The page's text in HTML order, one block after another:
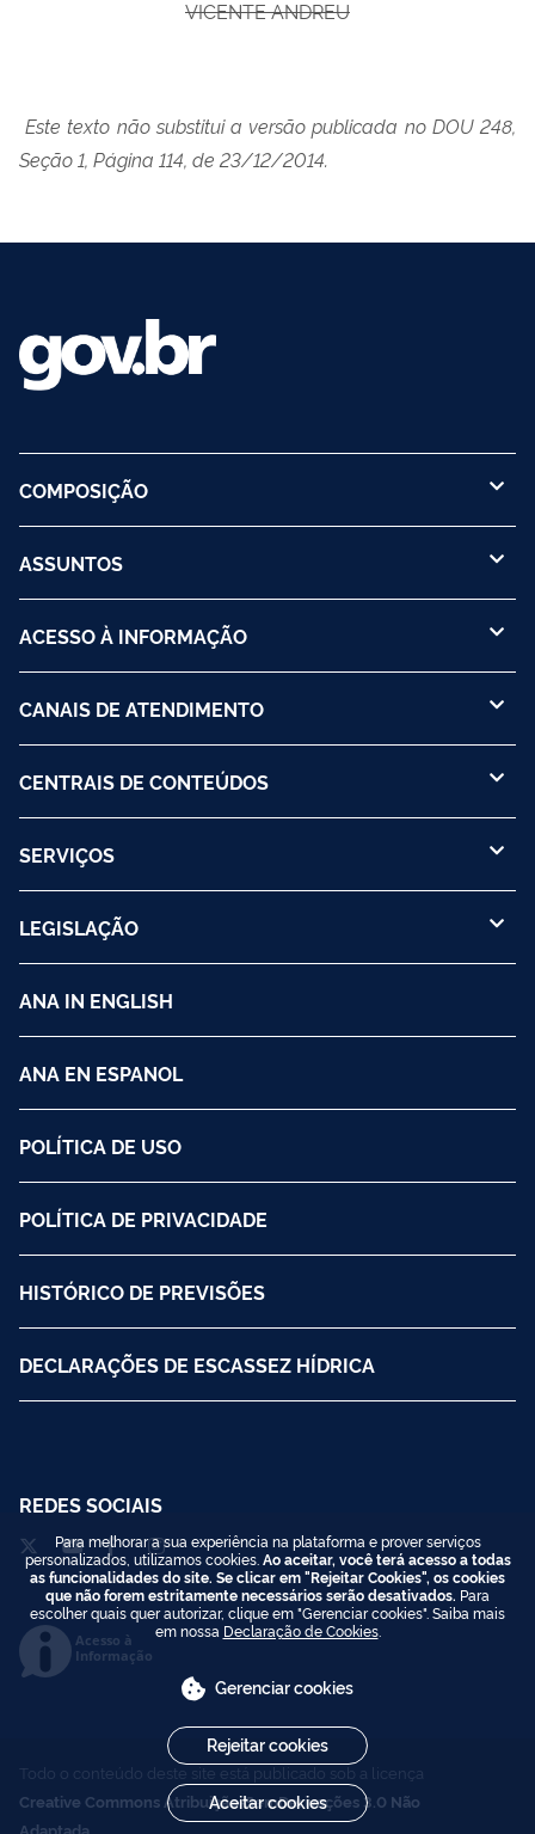
VICENTE ANDREU
Este texto não substitui a versão publicada no DOU 248,
Seção 1, Página 114, de 23/12/2014.
COMPOSIÇÃO
ASSUNTOS
ACESSO À INFORMAÇÃO
CANAIS DE ATENDIMENTO
CENTRAIS DE CONTEÚDOS
SERVIÇOS
LEGISLAÇÃO
ANA IN ENGLISH
ANA EN ESPANOL
POLÍTICA DE USO
POLÍTICA DE PRIVACIDADE
HISTÓRICO DE PREVISÕES
DECLARAÇÕES DE ESCASSEZ HÍDRICA
REDES SOCIAIS
Acesso à
Informação
Todo o conteúdo deste site está publicado sob a licença
Creative Commons Atribuição-SemDerivações 3.0 Não
Adaptada
Para melhorar a sua experiência na plataforma e prover serviços
personalizados, utilizamos cookies. Ao aceitar, você terá acesso a todas
as funcionalidades do site. Se clicar em "Rejeitar Cookies", os cookies
que não forem estritamente necessários serão desativados. Para
escolher quais quer autorizar, clique em "Gerenciar cookies". Saiba mais
em nossa Declaração de Cookies.
Gerenciar cookies
Rejeitar cookies
Aceitar cookies